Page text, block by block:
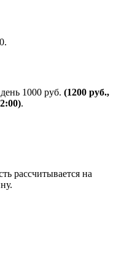
1000 руб. (1200 руб.,
.
рассчитывается на